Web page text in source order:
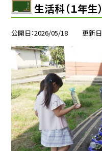
生活科（１年生）
公開日 2026/05/18 更新日